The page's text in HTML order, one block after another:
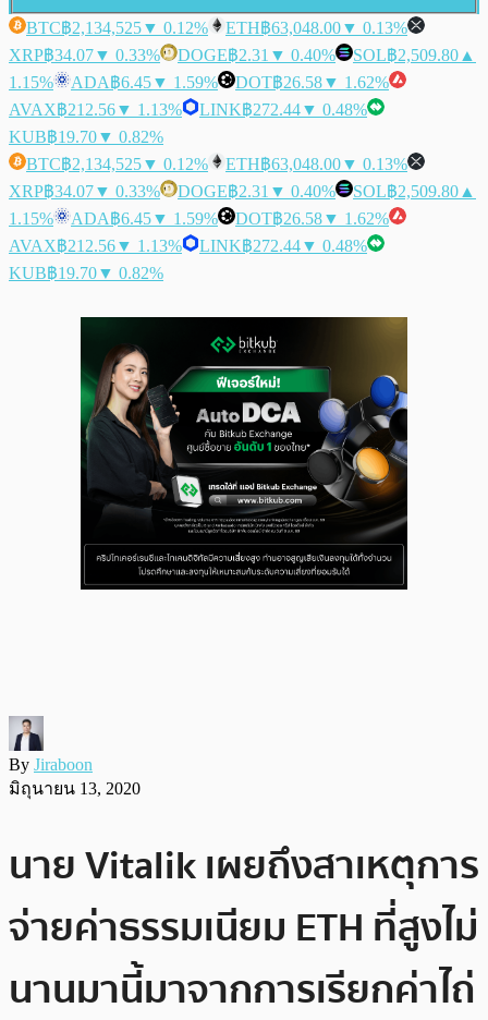
BTC฿2,134,525▼ 0.12% ETH฿63,048.00▼ 0.13%
XRP฿34.07▼ 0.33% DOGE฿2.31 ▼ 0.40% SOL฿2,509.80 ▲
1.15%
ADA฿6.45▼ 1.59% DOT฿26.58▼ 1.62%
AVAX฿212.56▼ 1.13% LINK฿272.44▼ 0.48%
KUB฿19.70▼ 0.82%
BTC฿2,134,525▼ 0.12% ETH฿63,048.00▼ 0.13%
XRP฿34.07▼ 0.33% DOGE฿2.31 ▼ 0.40% SOL฿2,509.80 ▲
1.15%
ADA฿6.45▼ 1.59% DOT฿26.58▼ 1.62%
AVAX฿212.56▼ 1.13% LINK฿272.44▼ 0.48%
KUB฿19.70▼ 0.82%
By Jiraboon
มิถุนายน 13, 2020
นาย Vitalik เผยถึงสาเหตุการ
จ่ายค่าธรรมเนียม ETH ที่สูงไม่
นานมานี้มาจากการเรียกค่าไถ่